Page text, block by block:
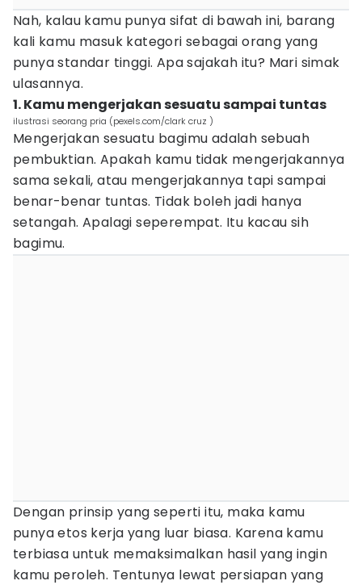
Nah, kalau kamu punya sifat di bawah ini, barang
kali kamu masuk kategori sebagai orang yang
punya standar tinggi. Apa sajakah itu? Mari simak
ulasannya.
1. Kamu mengerjakan sesuatu sampai tuntas
ilustrasi seorang pria (pexels.com/clark cruz )
Mengerjakan sesuatu bagimu adalah sebuah
pembuktian. Apakah kamu tidak mengerjakannya
sama sekali, atau mengerjakannya tapi sampai
benar-benar tuntas. Tidak boleh jadi hanya
setangah. Apalagi seperempat. Itu kacau sih
bagimu.
Dengan prinsip yang seperti itu, maka kamu
punya etos kerja yang luar biasa. Karena kamu
terbiasa untuk memaksimalkan hasil yang ingin
kamu peroleh. Tentunya lewat persiapan yang